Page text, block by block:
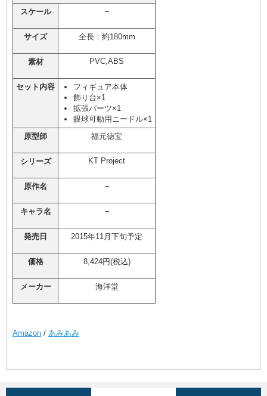
スケール –
サイズ 全長：約180mm
素材 PVC,ABS
セット内容
フィギュア本体
飾り台×1
拡張パーツ×1
眼球可動用ニードル×1
原型師
福元徳宝
シリーズ KT Project
原作名 –
キャラ名 –
発売日 2015年11月下旬予定
価格 8,424円(税込)
メーカー 海洋堂
Amazon / あみあみ